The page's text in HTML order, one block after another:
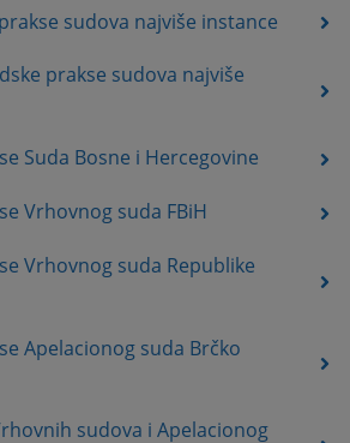
sudova najviše instance
prakse sudova najviše
Suda Bosne i Hercegovine
Vrhovnog suda FBiH
Vrhovnog suda Republike
Apelacionog suda Brčko
sudova i Apelacionog